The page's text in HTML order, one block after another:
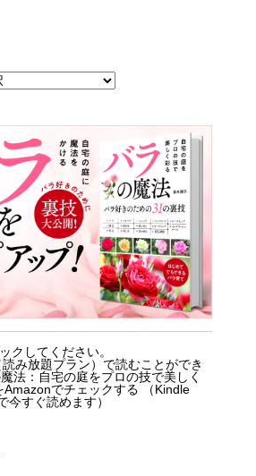
クしてください。
み放題プラン）で読むことができ
魔法：自宅の庭をプロの技で美しく
でチェックする （Kindle
今すぐ読めます）